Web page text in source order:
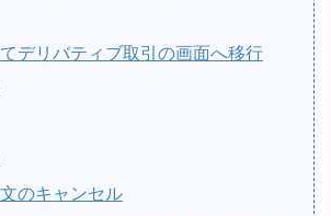
デリバティブ取引の画面へ移行
文のキャンセル